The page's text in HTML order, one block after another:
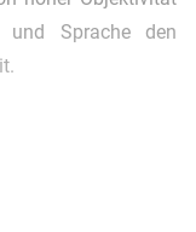
und Sprache den